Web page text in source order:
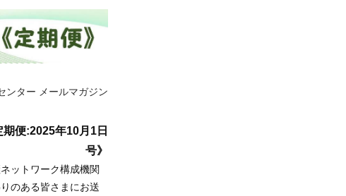
ンター メールマガジン
便:2025年10月1日
号》
ットワーク構成機関
のある皆さまにお送